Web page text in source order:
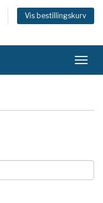
Vis bestillingskurv
Skift